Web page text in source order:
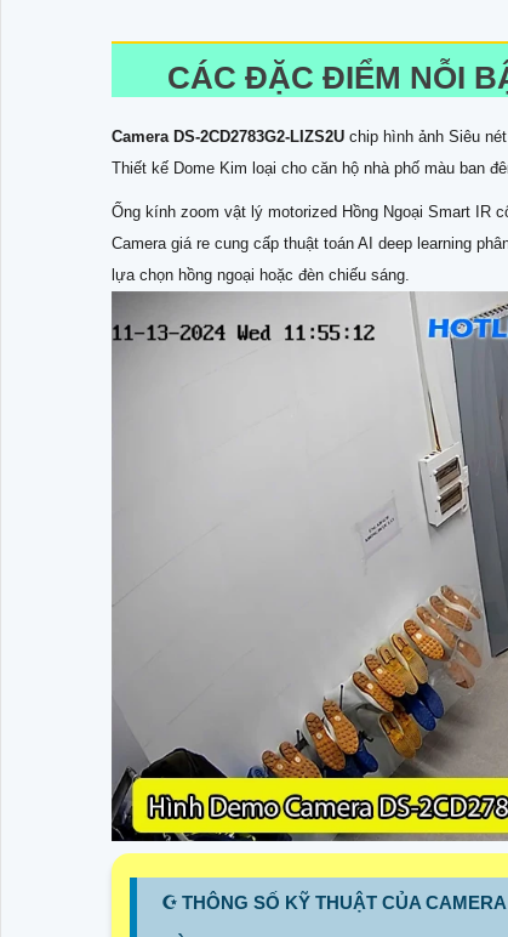
CÁC ĐẶC ĐIỂM NỖI
Camera DS-2CD2783G2-LIZS2U chip hình ảnh Siêu
Thiết kế Dome Kim loại cho căn hộ nhà phố màu ban
Ống kính zoom vật lý motorized Hồng Ngoại Smart IR
Camera giá re cung cấp thuật toán AI deep learning
lựa chọn hồng ngoại hoặc đèn chiếu sáng.
☪ THÔNG SỐ KỸ THUẬT CỦA